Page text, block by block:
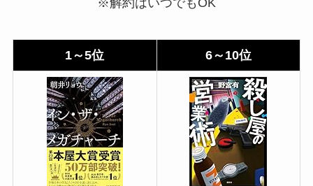
※解約はいつでもOK
1～5位 6～10位